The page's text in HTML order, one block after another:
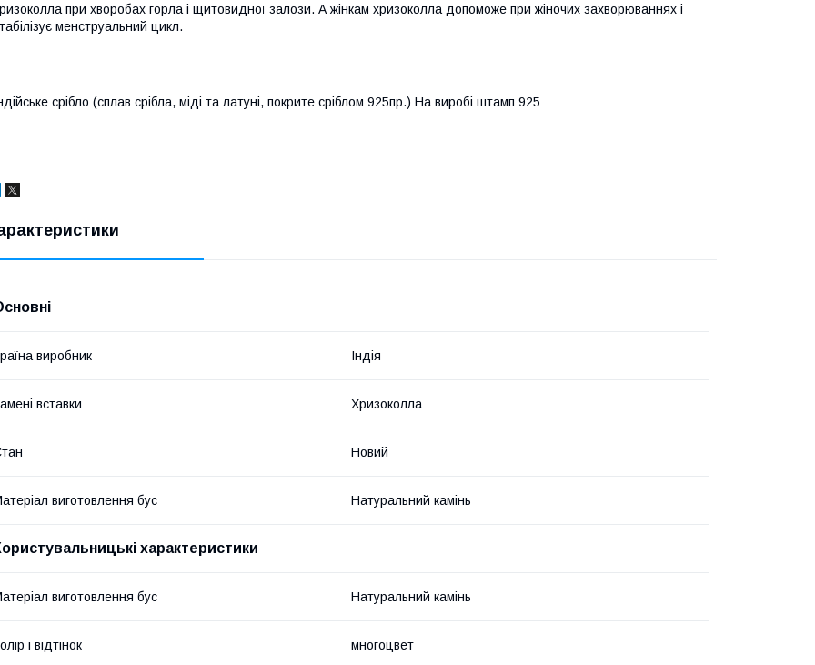
при хворобах горла і щитовидної залози. А жінкам хризоколла допоможе при жіночих захворюваннях і
менструальний цикл.
срібло (сплав срібла, міді та латуні, покрите сріблом 925пр.) На виробі штамп 925
виробник Індія
вставки Хризоколла
Новий
виготовлення бус Натуральний камінь
характеристики
виготовлення бус Натуральний камінь
і відтінок многоцвет